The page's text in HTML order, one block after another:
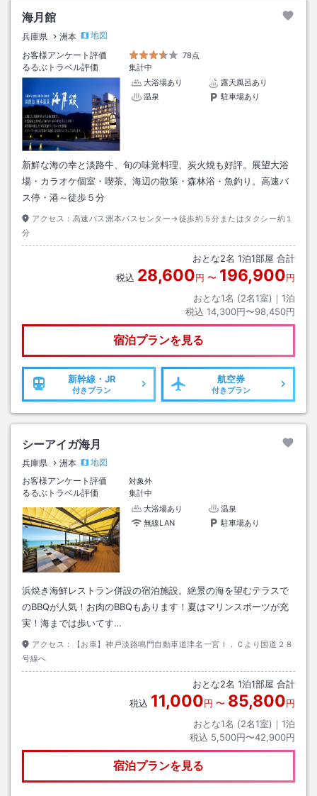
海月館
兵庫県 洲本
地図
お客様アンケート評価
78点
るるぶトラベル評価
集計中
大浴場あり
露天風呂あり
温泉
駐車場あり
新鮮な海の幸と淡路牛、旬の味覚料理、炭火焼も好評。展望大浴
場・カラオケ個室・喫茶。海辺の散策・森林浴・魚釣り。高速バ
ス停・港～徒歩５分
アクセス： 高速バス洲本バスセンター→徒歩約５分またはタクシー約１
分
おとな2名 1泊1部屋 合計
税込 28,600円 〜 196,900円
おとな1名 (2名1室)｜ 1泊
税込 14,300円〜98,450円
宿泊プランを見る
新幹線・JR
付きプラン
航空券
付きプラン
シーアイガ海月
兵庫県 洲本
地図
お客様アンケート評価
対象外
るるぶトラベル評価
集計中
大浴場あり
温泉
無線LAN
駐車場あり
浜焼き海鮮レストラン併設の宿泊施設。絶景の海を望むテラスで
のBBQが人気！お肉のBBQもあります！夏はマリンスポーツが充
実！海までは歩いてす…
アクセス：
【お車】神戸淡路鳴門自動車道津名一宮Ｉ．Ｃより国道２８
号線へ
おとな2名 1泊1部屋 合計
税込 11,000円 〜 85,800円
おとな1名 (2名1室)｜ 1泊
税込 5,500円〜42,900円
宿泊プランを見る